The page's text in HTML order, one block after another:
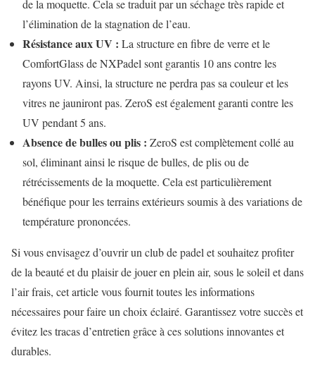
de la moquette. Cela se traduit par un séchage très rapide et
l’élimination de la stagnation de l’eau.
Résistance aux UV : La structure en fibre de verre et le
ComfortGlass de NXPadel sont garantis 10 ans contre les
rayons UV. Ainsi, la structure ne perdra pas sa couleur et les
vitres ne jauniront pas. ZeroS est également garanti contre les
UV pendant 5 ans.
Absence de bulles ou plis : ZeroS est complètement collé au
sol, éliminant ainsi le risque de bulles, de plis ou de
rétrécissements de la moquette. Cela est particulièrement
bénéfique pour les terrains extérieurs soumis à des variations de
température prononcées.
Si vous envisagez d’ouvrir un club de padel et souhaitez profiter
de la beauté et du plaisir de jouer en plein air, sous le soleil et dans
l’air frais, cet article vous fournit toutes les informations
nécessaires pour faire un choix éclairé. Garantissez votre succès et
évitez les tracas d’entretien grâce à ces solutions innovantes et
durables.